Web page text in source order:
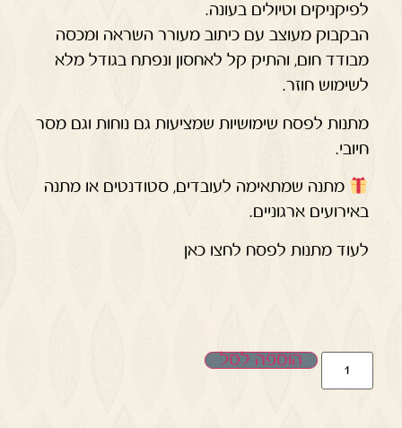
לפיקניקים וטיולים בעונה.
הבקבוק מעוצב עם כיתוב מעורר השראה ומכסה
מבודד חום, והתיק קל לאחסון ונפתח בגודל מלא
לשימוש חוזר.
מתנות לפסח שימושיות שמציעות גם נוחות וגם מסר
חיובי.
מתנה שמתאימה לעובדים, סטודנטים או מתנה
באירועים ארגוניים.
לעוד מתנות לפסח לחצו כאן
הוספה לסל